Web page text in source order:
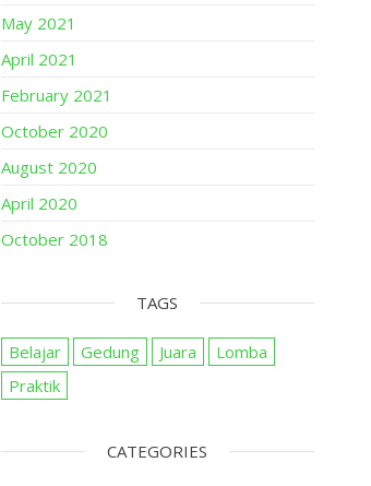
May 2021
April 2021
February 2021
October 2020
August 2020
April 2020
October 2018
TAGS
Belajar Gedung Juara
Lomba
Praktik
CATEGORIES